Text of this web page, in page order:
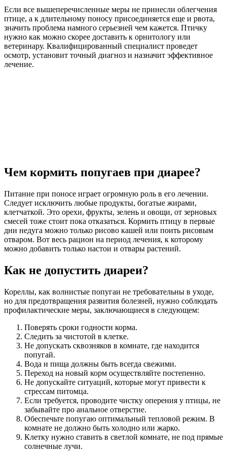
Если все вышеперечисленные меры не принесли облегчения
птице, а к длительному поносу присоединяется еще и рвота,
значить проблема намного серьезней чем кажется. Птичку
нужно как можно скорее доставить к орнитологу или
ветеринару. Квалифицированный специалист проведет
осмотр, установит точный диагноз и назначит эффективное
лечение.
Чем кормить попугаев при диарее?
Питание при поносе играет огромную роль в его лечении.
Следует исключить любые продукты, богатые жирами,
клетчаткой. Это орехи, фрукты, зелень и овощи, от зерновых
смесей тоже стоит пока отказаться. Кормить птицу в первые
дни недуга можно только рисово кашей или поить рисовым
отваром. Вот весь рацион на период лечения, к которому
можно добавить только настои и отвары растений.
Как не допустить диареи?
Кореллы, как волнистые попугаи не требовательны в уходе,
но для предотвращения развития болезней, нужно соблюдать
профилактические меры, заключающиеся в следующем:
Поверять сроки годности корма.
Следить за чистотой в клетке.
Не допускать сквозняков в комнате, где находится
попугай.
Вода и пища должны быть всегда свежими.
Переход на новый корм осуществляйте постепенно.
Не допускайте ситуаций, которые могут привести к
стрессам питомца.
Если требуется, проводите чистку оперения у птицы, не
забывайте про анальное отверстие.
Обеспечьте попугаю оптимальный тепловой режим. В
комнате не должно быть холодно или жарко.
Клетку нужно ставить в светлой комнате, не под прямые
солнечные лучи.